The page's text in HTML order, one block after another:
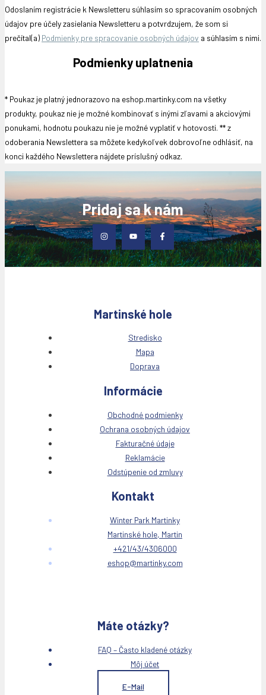
Odoslaním registrácie k Newsletteru súhlasím so spracovaním osobných
údajov pre účely zasielania Newsletteru a potvrdzujem, že som si
prečítal(a) Podmienky pre spracovanie osobných údajov a súhlasím s nimi.
Podmienky uplatnenia
* Poukaz je platný jednorazovo na eshop.martinky.com na všetky
produkty, poukaz nie je možné kombinovať s inými zľavami a akciovými
ponukami, hodnotu poukazu nie je možné vyplatiť v hotovosti. ** z
odoberania Newslettera sa môžete kedykoľvek dobrovoľne odhlásiť, na
konci každého Newslettera nájdete príslušný odkaz.
Pridaj sa k nám
Martinské hole
Stredisko
Mapa
Doprava
Informácie
Obchodné podmienky
Ochrana osobných údajov
Fakturačné údaje
Reklamácie
Odstúpenie od zmluvy
Kontakt
Winter Park Martinky
Martinské hole, Martin
+421/43/4306000
eshop@martinky.com
Máte otázky?
FAQ – Často kladené otázky
Môj účet
E-Mail